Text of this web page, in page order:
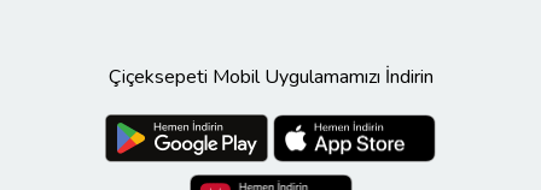
Çiçeksepeti Mobil Uygulamamızı İndirin